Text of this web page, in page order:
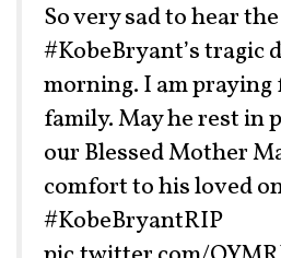
So very sad to hear
#KobeBryant’s tragic
morning. I am praying
family. May he rest in
our Blessed Mother
comfort to his loved
#KobeBryantRIP